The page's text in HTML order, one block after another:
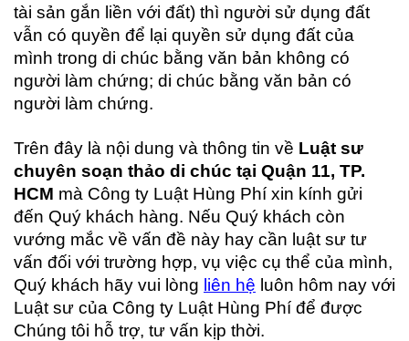
tài sản gắn liền với đất) thì người sử dụng đất
vẫn có quyền để lại quyền sử dụng đất của
mình trong di chúc bằng văn bản không có
người làm chứng; di chúc bằng văn bản có
người làm chứng.
Trên đây là nội dung và thông tin về Luật sư
chuyên soạn thảo di chúc tại Quận 11, TP.
HCM mà Công ty Luật Hùng Phí xin kính gửi
đến Quý khách hàng. Nếu Quý khách còn
vướng mắc về vấn đề này hay cần luật sư tư
vấn đối với trường hợp, vụ việc cụ thể của mình,
Quý khách hãy vui lòng liên hệ uôn hôm nay với
Luật sư của Công ty Luật Hùng Phí để được
Chúng tôi hỗ trợ, tư vấn kịp thời.